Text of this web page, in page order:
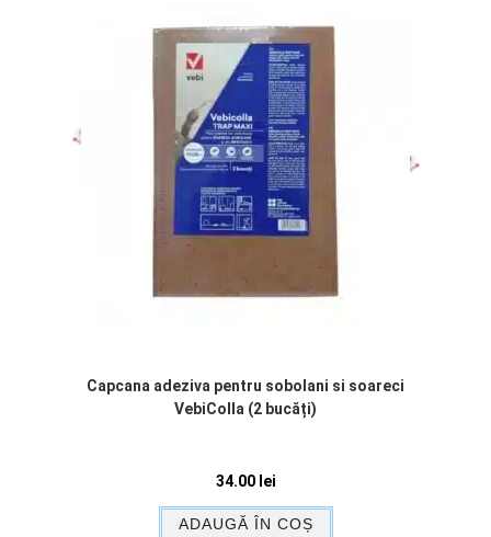
Capcana adeziva pentru sobolani si soareci
VebiColla (2 bucăți)
34.00 lei
ADAUGĂ ÎN COȘ